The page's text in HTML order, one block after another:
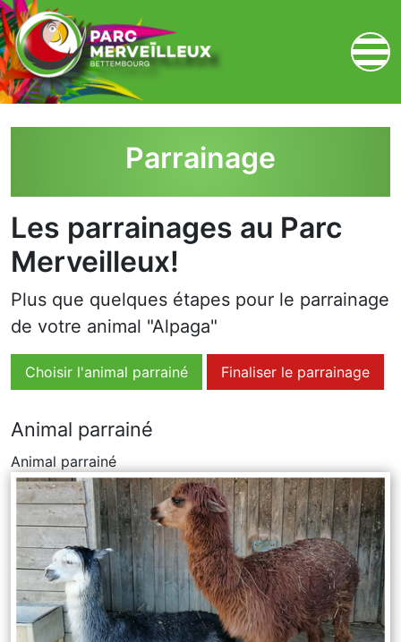
zum Inhalt
Parrainage
Les parrainages au Parc
Merveilleux!
Plus que quelques étapes pour le parrainage
de votre animal "Alpaga"
Choisir l'animal parrainé Finaliser le parrainage
Animal parrainé
Animal parrainé